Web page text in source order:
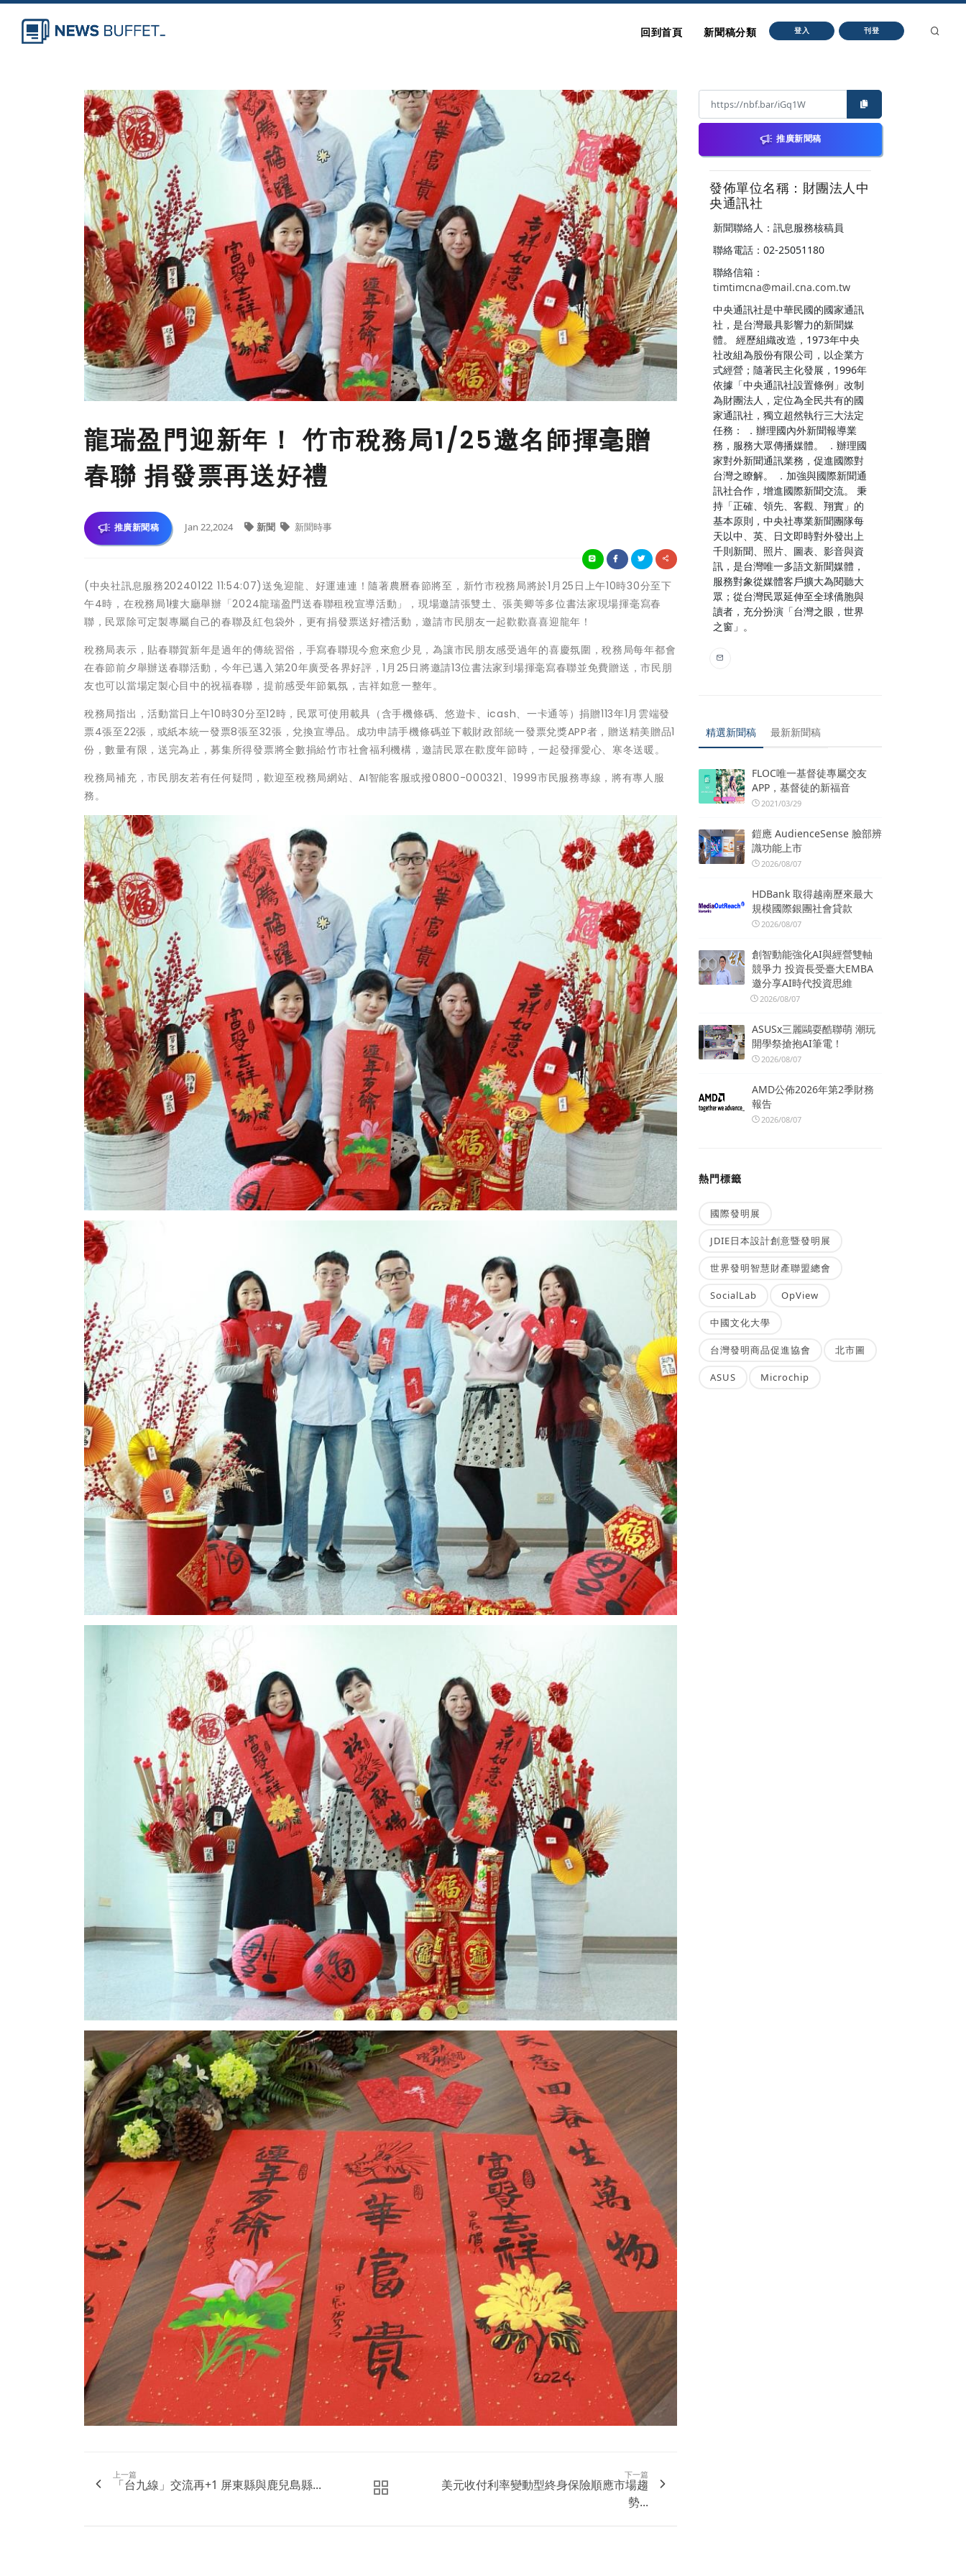
回到首頁 新聞稿分類 登入 刊登
龍瑞盈門迎新年！ 竹市稅務局1/25邀名師揮毫贈
春聯 捐發票再送好禮
推廣新聞稿 Jan 22,2024 新聞 新聞時事
(中央社訊息服務20240122 11:54:07)送兔迎龍、好運連連！隨著農曆春節將至，新竹市稅務局將於1月25日上午10時30分至下
午4時，在稅務局1樓大廳舉辦「2024龍瑞盈門送春聯租稅宣導活動」，現場邀請張雙土、張美卿等多位書法家現場揮毫寫春
聯，民眾除可定製專屬自己的春聯及紅包袋外，更有捐發票送好禮活動，邀請市民朋友一起歡歡喜喜迎龍年！
稅務局表示，貼春聯賀新年是過年的傳統習俗，手寫春聯現今愈來愈少見，為讓市民朋友感受過年的喜慶氛圍，稅務局每年都會
在春節前夕舉辦送春聯活動，今年已邁入第20年廣受各界好評，1月25日將邀請13位書法家到場揮毫寫春聯並免費贈送，市民朋
友也可以當場定製心目中的祝福春聯，提前感受年節氣氛，吉祥如意一整年。
稅務局指出，活動當日上午10時30分至12時，民眾可使用載具（含手機條碼、悠遊卡、icash、一卡通等）捐贈113年1月雲端發
票4張至22張，或紙本統一發票8張至32張，兌換宣導品。成功申請手機條碼並下載財政部統一發票兌獎APP者，贈送精美贈品1
份，數量有限，送完為止，募集所得發票將全數捐給竹市社會福利機構，邀請民眾在歡度年節時，一起發揮愛心、寒冬送暖。
稅務局補充，市民朋友若有任何疑問，歡迎至稅務局網站、AI智能客服或撥0800-000321、1999市民服務專線，將有專人服
務。
上一篇
「台九線」交流再+1 屏東縣與鹿兒島縣...
下一篇
美元收付利率變動型終身保險順應市場趨
勢...
推廣新聞稿
發佈單位名稱：財團法人中
央通訊社
新聞聯絡人：訊息服務核稿員
聯絡電話：02-25051180
聯絡信箱：
timtimcna@mail.cna.com.tw
中央通訊社是中華民國的國家通訊
社，是台灣最具影響力的新聞媒
體。 經歷組織改造，1973年中央
社改組為股份有限公司，以企業方
式經營；隨著民主化發展，1996年
依據「中央通訊社設置條例」改制
為財團法人，定位為全民共有的國
家通訊社，獨立超然執行三大法定
任務： ．辦理國內外新聞報導業
務，服務大眾傳播媒體。 ．辦理國
家對外新聞通訊業務，促進國際對
台灣之瞭解。 ．加強與國際新聞通
訊社合作，增進國際新聞交流。 秉
持「正確、領先、客觀、翔實」的
基本原則，中央社專業新聞團隊每
天以中、英、日文即時對外發出上
千則新聞、照片、圖表、影音與資
訊，是台灣唯一多語文新聞媒體，
服務對象從媒體客戶擴大為閱聽大
眾；從台灣民眾延伸至全球僑胞與
讀者，充分扮演「台灣之眼，世界
之窗」。
精選新聞稿 最新新聞稿
FLOC唯一基督徒專屬交友
APP，基督徒的新福音
2021/03/29
鎧應 AudienceSense 臉部辨
識功能上市
2026/08/07
HDBank 取得越南歷來最大
規模國際銀團社會貸款
2026/08/07
創智動能強化AI與經營雙軸
競爭力 投資長受臺大EMBA
邀分享AI時代投資思維
2026/08/07
ASUSx三麗鷗耍酷聯萌 潮玩
開學祭搶抱AI筆電！
2026/08/07
AMD公佈2026年第2季財務
報告
2026/08/07
熱門標籤
國際發明展
JDIE日本設計創意暨發明展
世界發明智慧財產聯盟總會
SocialLab OpView
中國文化大學
台灣發明商品促進協會 北市圖
ASUS Microchip